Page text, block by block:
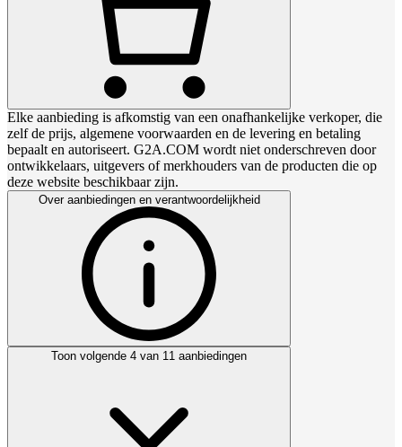
Elke aanbieding is afkomstig van een onafhankelijke verkoper, die
zelf de prijs, algemene voorwaarden en de levering en betaling
bepaalt en autoriseert. G2A.COM wordt niet onderschreven door
ontwikkelaars, uitgevers of merkhouders van de producten die op
deze website beschikbaar zijn.
Over aanbiedingen en verantwoordelijkheid
Toon volgende 4 van 11 aanbiedingen